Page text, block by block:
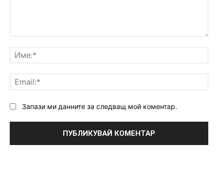
Запази ми данните за следващ мой коментар.